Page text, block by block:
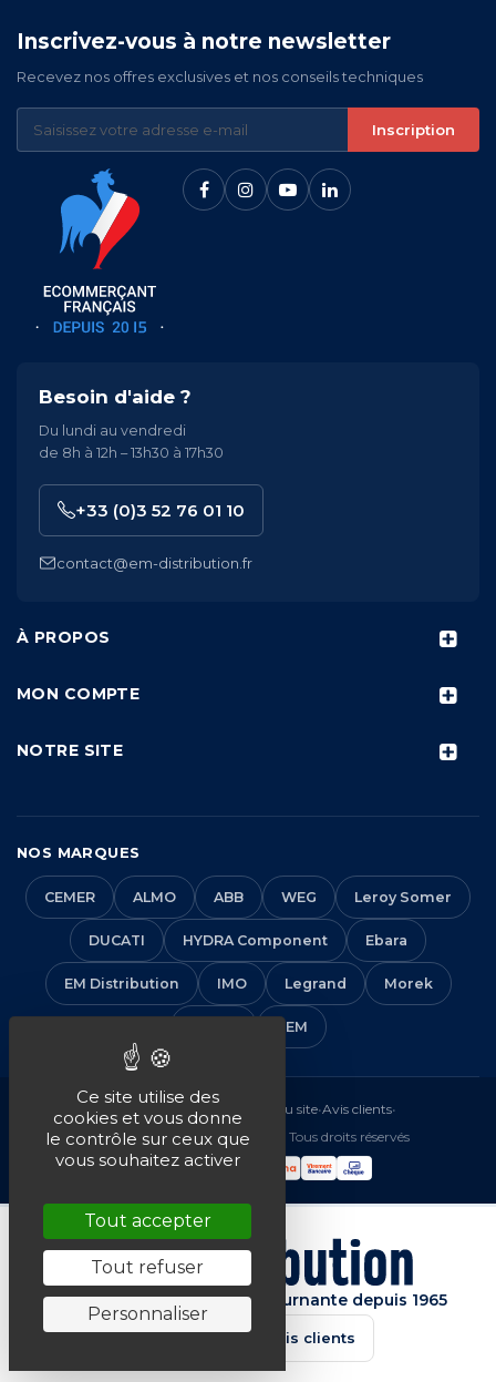
Inscrivez-vous à notre newsletter
Recevez nos offres exclusives et nos conseils techniques
Inscription
À PROPOS
MON COMPTE
NOTRE SITE
Besoin d'aide ?
Du lundi au vendredi
de 8h à 12h – 13h30 à 17h30
+33 (0)3 52 76 01 10
contact@em-distribution.fr
NOS MARQUES
CEMER ALMO ABB WEG Leroy Somer
DUCATI HYDRA Component Ebara
EM Distribution IMO Legrand Morek
VEM
Mentions légales Plan du site•Avis clients•
© 2016-2026 EM Distribution - Tous droits réservés
Spécialiste de la machine tournante depuis 1965
★★★★★4.7/5 · Avis clients
Ce site utilise des
cookies et vous donne
le contrôle sur ceux que
vous souhaitez activer
Tout accepter
Tout refuser
Personnaliser